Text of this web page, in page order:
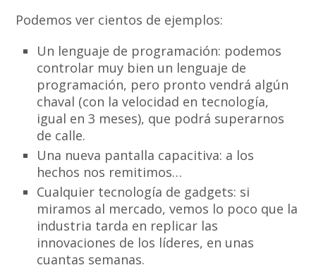
Podemos ver cientos de ejemplos:
Un lenguaje de programación: podemos
controlar muy bien un lenguaje de
programación, pero pronto vendrá algún
chaval (con la velocidad en tecnología,
igual en 3 meses), que podrá superarnos
de calle.
Una nueva pantalla capacitiva: a los
hechos nos remitimos…
Cualquier tecnología de gadgets: si
miramos al mercado, vemos lo poco que la
industria tarda en replicar las
innovaciones de los líderes, en unas
cuantas semanas.